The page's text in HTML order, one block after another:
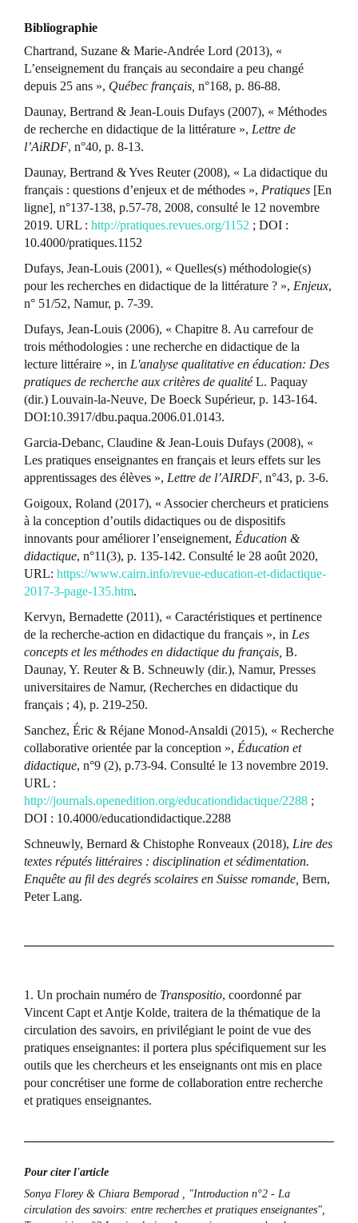
Bibliographie
Chartrand, Suzane & Marie-Andrée Lord (2013), «
L’enseignement du français au secondaire a peu changé
depuis 25 ans », Québec français, n°168, p. 86-88.
Daunay, Bertrand & Jean-Louis Dufays (2007), « Méthodes
de recherche en didactique de la littérature », Lettre de
l’AiRDF, n°40, p. 8-13.
Daunay, Bertrand & Yves Reuter (2008), « La didactique du
français : questions d’enjeux et de méthodes », Pratiques [En
ligne] n°137-138, p.57-78, 2008, consulté le 12 novembre
2019. URL : http://pratiques.revues.org/1152 ; DOI :
10.4000/pratiques.1152
Dufays, Jean-Louis (2001), « Quelles(s) méthodologie(s)
pour les recherches en didactique de la littérature ? », Enjeux,
n° 51/52, Namur, p. 7-39.
Dufays, Jean-Louis (2006), « Chapitre 8. Au carrefour de
trois méthodologies : une recherche en didactique de la
lecture littéraire », in L'analyse qualitative en éducation: Des
pratiques de recherche aux critères de qualitéL. Paquay
(dir.) Louvain-la-Neuve, De Boeck Supérieur, p. 143-164.
DOI:10.3917/dbu.paqua.2006.01.0143.
Garcia-Debanc, Claudine & Jean-Louis Dufays (2008), «
Les pratiques enseignantes en français et leurs effets sur les
apprentissages des élèves », Lettre de l’AIRDF, n°43, p. 3-6.
Goigoux, Roland (2017), « Associer chercheurs et praticiens
à la conception d’outils didactiques ou de dispositifs
innovants pour améliorer l’enseignement, Éducation &
didactique, n°11(3), p. 135-142. Consulté le 28 août 2020,
URL: https://www.cairn.info/revue-education-et-didactique-
2017-3-page-135.htm.
Kervyn, Bernadette (2011), « Caractéristiques et pertinence
de la recherche-action en didactique du français », in Les
concepts et les méthodes en didactique du français, B.
Daunay, Y. Reuter & B. Schneuwly (dir.), Namur, Presses
universitaires de Namur, (Recherches en didactique du
français ; 4), p. 219-250.
Sanchez, Éric & Réjane Monod-Ansaldi (2015), « Recherche
collaborative orientée par la conception », Éducation et
didactique, n°9 (2), p.73-94. Consulté le 13 novembre 2019.
URL :
http://journals.openedition.org/educationdidactique/2288 ;
DOI : 10.4000/educationdidactique.2288
Schneuwly, Bernard & Chistophe Ronveaux (2018), Lire des
textes réputés littéraires : disciplination et sédimentation.
Enquête au fil des degrés scolaires en Suisse romande, Bern,
Peter Lang.
1. Un prochain numéro de Transpositio, coordonné par
Vincent Capt et Antje Kolde, traitera de la thématique de la
circulation des savoirs, en privilégiant le point de vue des
pratiques enseignantes: il portera plus spécifiquement sur les
outils que les chercheurs et les enseignants ont mis en place
pour concrétiser une forme de collaboration entre recherche
et pratiques enseignantes.
Pour citer l'article
Sonya Florey & Chiara Bemporad , "Introduction n°2 - La
circulation des savoirs: entre recherches et pratiques enseignantes",